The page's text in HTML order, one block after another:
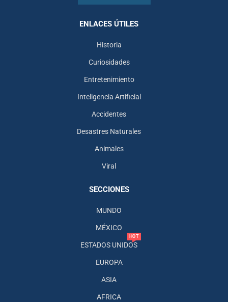
ENLACES ÚTILES
Historia
Curiosidades
Entretenimiento
Inteligencia Artificial
Accidentes
Desastres Naturales
Animales
Viral
SECCIONES
MUNDO
MÉXICO
ESTADOS UNIDOS
HOT
EUROPA
ASIA
AFRICA